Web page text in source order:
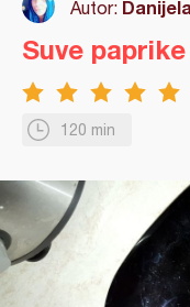
Autor:
120 min
Suve